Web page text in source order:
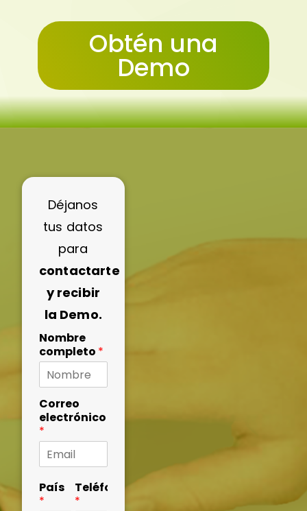
Obtén una
Demo
Déjanos
tus datos
para
contactarte
y recibir
la Demo.
Nombre
completo *
Correo
electrónico
*
País
*
Teléfono
*